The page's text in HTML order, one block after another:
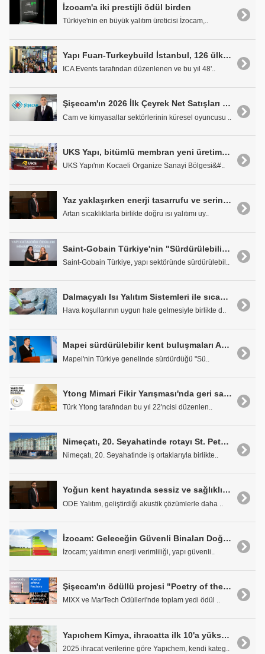
İzocam'a iki prestijli ödül birden
Türkiye'nin en büyük yalıtım üreticisi İzocam,..
Yapı Fuarı-Turkeybuild İstanbul, 126 ülkeden 43 bini aşkın ziyaretçiyi ağırladı
ICA Events tarafından düzenlenen ve bu yıl 48'..
Şişecam'ın 2026 İlk Çeyrek Net Satışları 57,5 Milyar TL Oldu
Cam ve kimyasallar sektörlerinin küresel oyuncusu ..
UKS Yapı, bitümlü membran yeni üretim tesisinin temelini attı
UKS Yapı'nın Kocaeli Organize Sanayi Bölgesi&#..
Yaz yaklaşırken enerji tasarrufu ve serinlik için yalıtım şart
Artan sıcaklıklarla birlikte doğru ısı yalıtımı uy..
Saint-Gobain Türkiye'nin "Sürdürülebilir ve Hafif İnşaat Çözümleri"ne özel takdir ödülü
Saint-Gobain Türkiye, yapı sektöründe sürdürülebil..
Dalmaçyalı Isı Yalıtım Sistemleri ile sıcak havalarda da yüksek konfor ve tasarruf sağlayın
Hava koşullarının uygun hale gelmesiyle birlikte d..
Mapei sürdürülebilir kent buluşmaları Ankara'da 12. kez gerçekleşti
Mapei'nin Türkiye genelinde sürdürdüğü "Sü..
Ytong Mimari Fikir Yarışması'nda geri sayım başladı
Türk Ytong tarafından bu yıl 22'ncisi düzenlen..
Nimeçatı, 20. Seyahatinde rotayı St. Petersburg'a çevirdi
Nimeçatı, 20. Seyahatinde iş ortaklarıyla birlikte..
Yoğun kent hayatında sessiz ve sağlıklı yaşamın anahtarı: Ses yalıtımı
ODE Yalıtım, geliştirdiği akustik çözümlerle daha ..
İzocam: Geleceğin Güvenli Binaları Doğru Yalıtımla İnşa Ediliyor
İzocam; yalıtımın enerji verimliliği, yapı güvenli..
Şişecam'ın ödüllü projesi "Poetry of the Factory" B2B iletişimde yeni bir dönem başlatıyor
MIXX ve MarTech Ödülleri'nde toplam yedi ödül ..
Yapıchem Kimya, ihracatta ilk 10'a yükseldi
2025 ihracat verilerine göre Yapıchem, kendi kateg..